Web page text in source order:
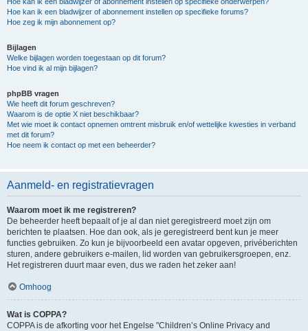
Hoe kan ik een bladwijzer of abonnement instellen op specifieke forums?
Hoe zeg ik mijn abonnement op?
Bijlagen
Welke bijlagen worden toegestaan op dit forum?
Hoe vind ik al mijn bijlagen?
phpBB vragen
Wie heeft dit forum geschreven?
Waarom is de optie X niet beschikbaar?
Met wie moet ik contact opnemen omtrent misbruik en/of wettelijke kwesties in verband
met dit forum?
Hoe neem ik contact op met een beheerder?
Aanmeld- en registratievragen
Waarom moet ik me registreren?
De beheerder heeft bepaalt of je al dan niet geregistreerd moet zijn om
berichten te plaatsen. Hoe dan ook, als je geregistreerd bent kun je meer
functies gebruiken. Zo kun je bijvoorbeeld een avatar opgeven, privéberichten
sturen, andere gebruikers e-mailen, lid worden van gebruikersgroepen, enz.
Het registreren duurt maar even, dus we raden het zeker aan!
Omhoog
Wat is COPPA?
COPPA is de afkorting voor het Engelse "Children’s Online Privacy and